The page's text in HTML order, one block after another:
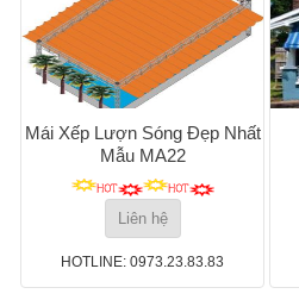
Mái Xếp Lượn Sóng Đẹp Nhất
Mẫu MA22
Liên hệ
HOTLINE: 0973.23.83.83